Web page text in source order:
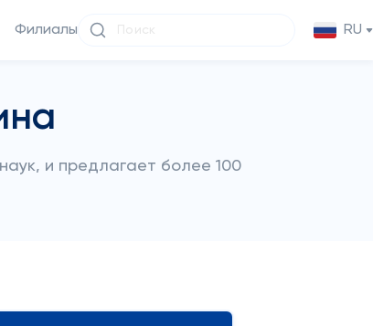
Филиалы RU
и предлагает более 100